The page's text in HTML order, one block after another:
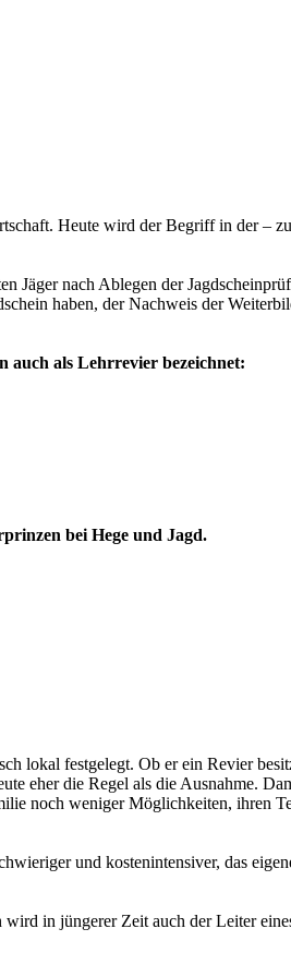
Heute wird der Begriff in der –
Jäger nach Ablegen der
haben, der Nachweis der
auch als Lehrrevier bezeichnet:
bei Hege und Jagd.
lokal festgelegt. Ob er ein Revier
eher die Regel als die Ausnahme.
noch weniger Möglichkeiten, ihren
und kostenintensiver, das
in jüngerer Zeit auch der Leiter